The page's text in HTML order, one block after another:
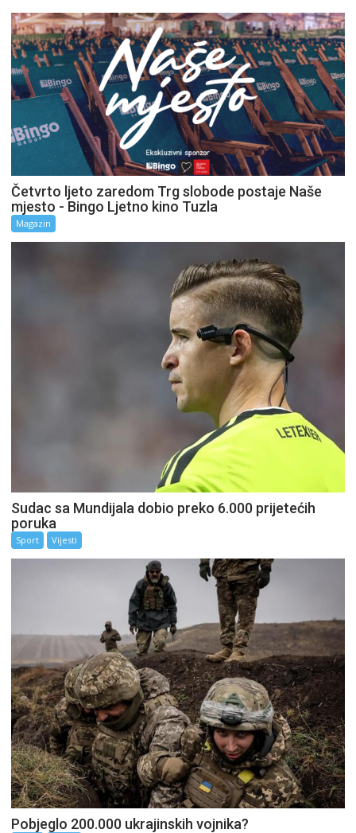
Četvrto ljeto zaredom Trg slobode postaje Naše
mjesto - Bingo Ljetno kino Tuzla
Magazin
Sudac sa Mundijala dobio preko 6.000 prijetećih
poruka
Sport Vijesti
Pobjeglo 200.000 ukrajinskih vojnika?